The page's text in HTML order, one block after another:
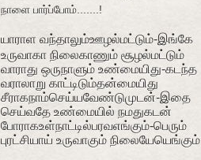
நாளை பார்ப்போம் .......!
யாராள வந்தாலும்ஊழல்மட்டும்-இங்கே
உருவாகா நிலைகாணும் சூழல்மட்டும்
வாராது ஒருநாளும் உண்மையிது-கடந்த
வராலாறு காட்டிடும்தன்மையிது
சீராகநாம்செய்யவேண்டுமுடன்-இதை
செய்வதே உண்மையில் நமதுகடன்
போராகஉள்நாட்டில்பரவஎங்கும்-பெரும்
புரட்சியாய் உருவாகும் நிலையேயெங்கும்